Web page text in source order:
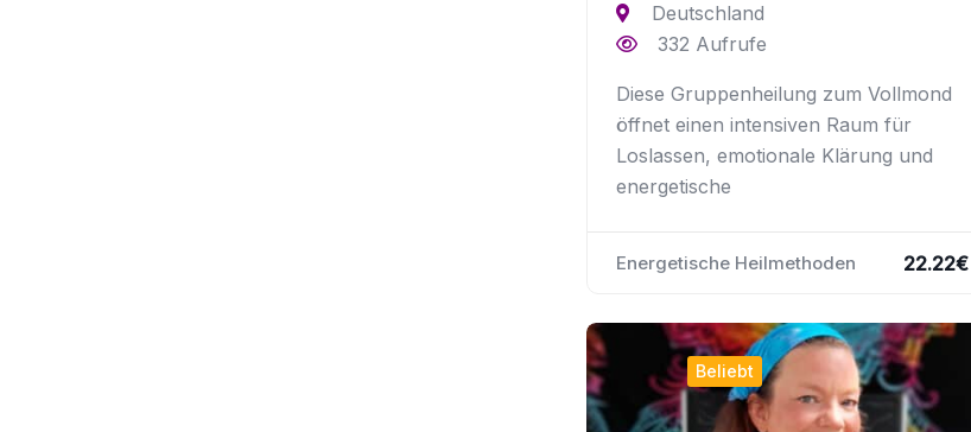
Deutschland
332 Aufrufe
Diese Gruppenheilung zum Vollmond
öffnet einen intensiven Raum für
Loslassen, emotionale Klärung und
energetische
Energetische Heilmethoden 22.22€
Beliebt